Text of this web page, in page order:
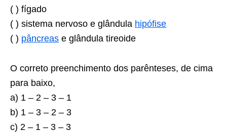
( ) fígado
( ) sistema nervoso e glândula hipófise
( ) pâncreas e glândula tireoide
O correto preenchimento dos parênteses, de cima
para baixo,
a) 1 – 2 – 3 – 1
b) 1 – 3 – 2 – 3
c) 2 – 1 – 3 – 3